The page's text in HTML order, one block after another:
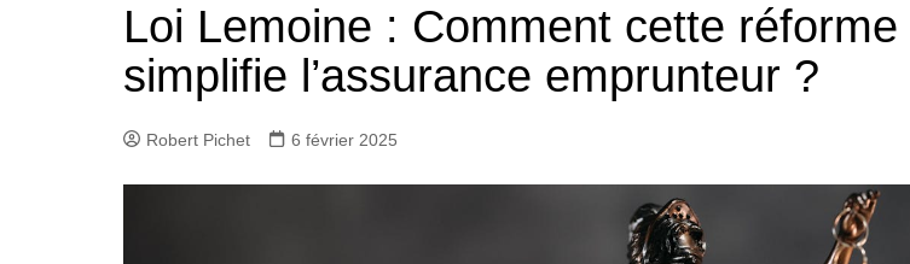
Loi Lemoine : Comment cette réforme
simplifie l’assurance emprunteur ?
Robert Pichet 6 février 2025